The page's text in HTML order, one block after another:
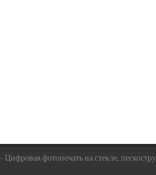
- Цифровая фотопечать на стекле,